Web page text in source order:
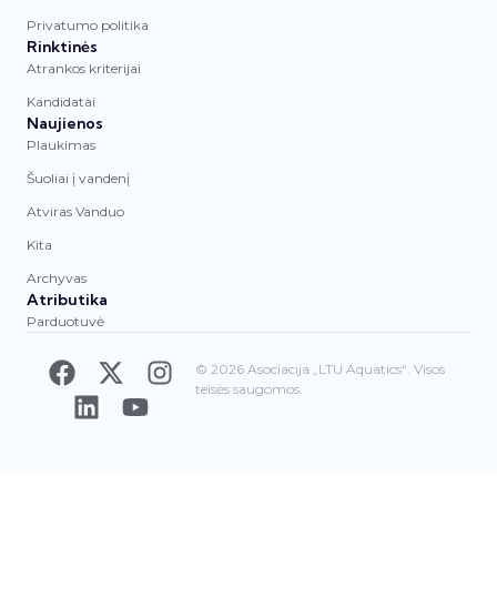
Privatumo politika
Rinktinės
Atrankos kriterijai
Kandidatai
Naujienos
Plaukimas
Šuoliai į vandenį
Atviras Vanduo
Kita
Archyvas
Atributika
Parduotuvė
© 2026 Asociacija „LTU Aquatics“. Visos
teisės saugomos.